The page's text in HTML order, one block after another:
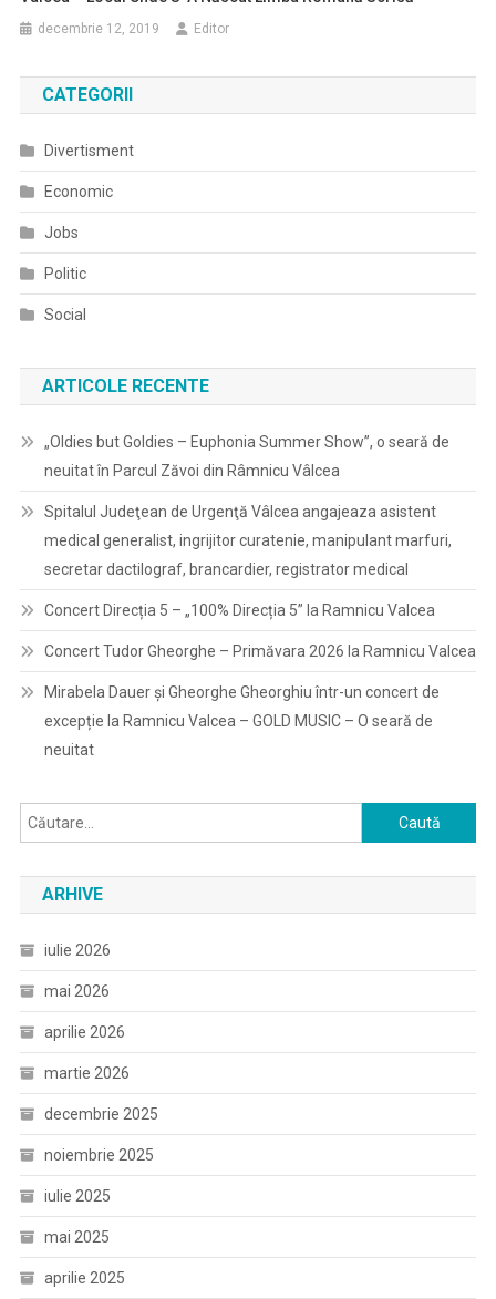
decembrie 12, 2019 Editor
CATEGORII
Divertisment
Economic
Jobs
Politic
Social
ARTICOLE RECENTE
„Oldies but Goldies – Euphonia Summer Show”, o seară de
neuitat în Parcul Zăvoi din Râmnicu Vâlcea
Spitalul Judeţean de Urgenţă Vâlcea angajeaza asistent
medical generalist, ingrijitor curatenie, manipulant marfuri,
secretar dactilograf, brancardier, registrator medical
Concert Direcția 5 – „100% Direcția 5” la Ramnicu Valcea
Concert Tudor Gheorghe – Primăvara 2026 la Ramnicu Valcea
Mirabela Dauer și Gheorghe Gheorghiu într-un concert de
excepție la Ramnicu Valcea – GOLD MUSIC – O seară de
neuitat
Caută
după:
ARHIVE
iulie 2026
mai 2026
aprilie 2026
martie 2026
decembrie 2025
noiembrie 2025
iulie 2025
mai 2025
aprilie 2025